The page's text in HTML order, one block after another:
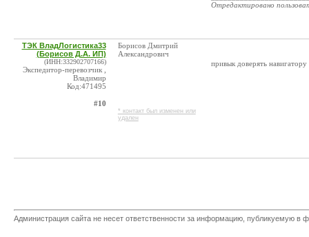
Отредактировано
ТЭК ВладЛогистика33
(Борисов Д.А. ИП)
(ИНН:332902707166)
Экспедитор-перевозчик ,
Владимир
Код:471495
#10
Борисов Дмитрий
Александрович
* контакт был изменен или
удален
привык доверять навигатору
Администрация сайта не несет ответственности за информацию, публикуемую